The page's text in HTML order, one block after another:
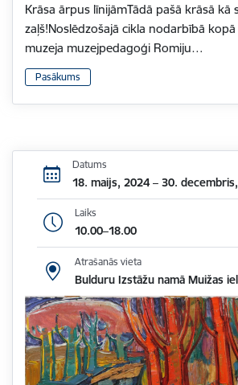
Krāsa ārpus līnijāmTādā pašā krāsā kā
zaļš!Noslēdzošajā cikla nodarbībā
muzeja muzejpedagoģi Romiju…
Pasākums
Datums
18. maijs, 2024 – 30.
Laiks
10.00–18.00
Atrašanās vieta
Bulduru Izstāžu namā Muižas